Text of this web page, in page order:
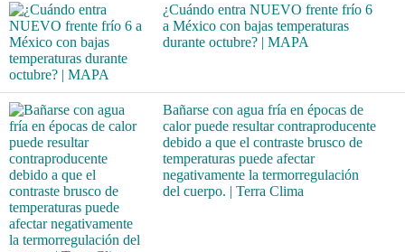
¿Cuándo entra NUEVO frente frío 6
a México con bajas temperaturas
durante octubre? | MAPA
Bañarse con agua fría en épocas de
calor puede resultar contraproducente
debido a que el contraste brusco de
temperaturas puede afectar
negativamente la termorregulación
del cuerpo. | Terra Clima